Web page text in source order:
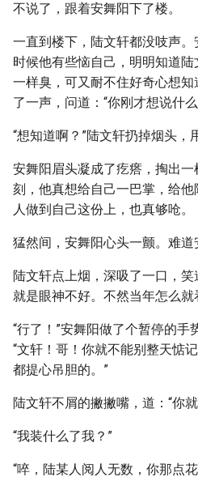
不说了，跟着安舞阳下了楼。
一直到楼下，陆文轩都没吱声
时候他有些恼自己，明明知道
一样臭，可又耐不住好奇心想
了一声，问道：“你刚才想说什
“想知道啊？”陆文轩扔掉烟头，
安舞阳眉头凝成了疙瘩，掏出
刻，他真想给自己一巴掌，给
人做到自己这份上，也真够呛。
猛然间，安舞阳心头一颤。难道
陆文轩点上烟，深吸了一口，笑
就是眼神不好。不然当年怎么就
“行了！”安舞阳做了个暂停的手
“文轩！哥！你就不能别整天惦
都提心吊胆的。”
陆文轩不屑的撇撇嘴，道：“你
“我装什么了我？”
“啐，陆某人阅人无数，你那点